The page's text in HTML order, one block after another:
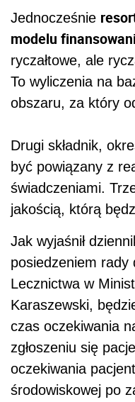
Jednocześnie
modelu
ryczałtowe, ale
To wyliczenia na
obszaru, za który
Drugi składnik,
być powiązany z
świadczeniami.
jakością, którą
Jak wyjaśnił
posiedzeniem
Lecznictwa w
Karaszewski,
czas oczekiwania
zgłoszeniu się
oczekiwania
środowiskowej po